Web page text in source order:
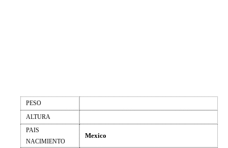
PESO
ALTURA
PAIS
NACIMIENTO
Mexico